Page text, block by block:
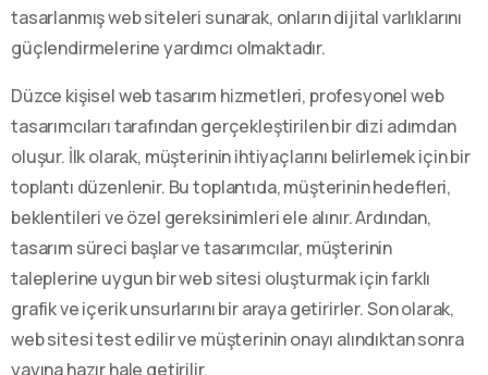
tasarlanmış web siteleri sunarak, onların dijital varlıklarını
güçlendirmelerine yardımcı olmaktadır.
Düzce kişisel web tasarım hizmetleri, profesyonel web
tasarımcıları tarafından gerçekleştirilen bir dizi adımdan
oluşur. İlk olarak, müşterinin ihtiyaçlarını belirlemek için bir
toplantı düzenlenir. Bu toplantıda, müşterinin hedefleri,
beklentileri ve özel gereksinimleri ele alınır. Ardından,
tasarım süreci başlar ve tasarımcılar, müşterinin
taleplerine uygun bir web sitesi oluşturmak için farklı
grafik ve içerik unsurlarını bir araya getirirler. Son olarak,
web sitesi test edilir ve müşterinin onayı alındıktan sonra
yayına hazır hale getirilir.